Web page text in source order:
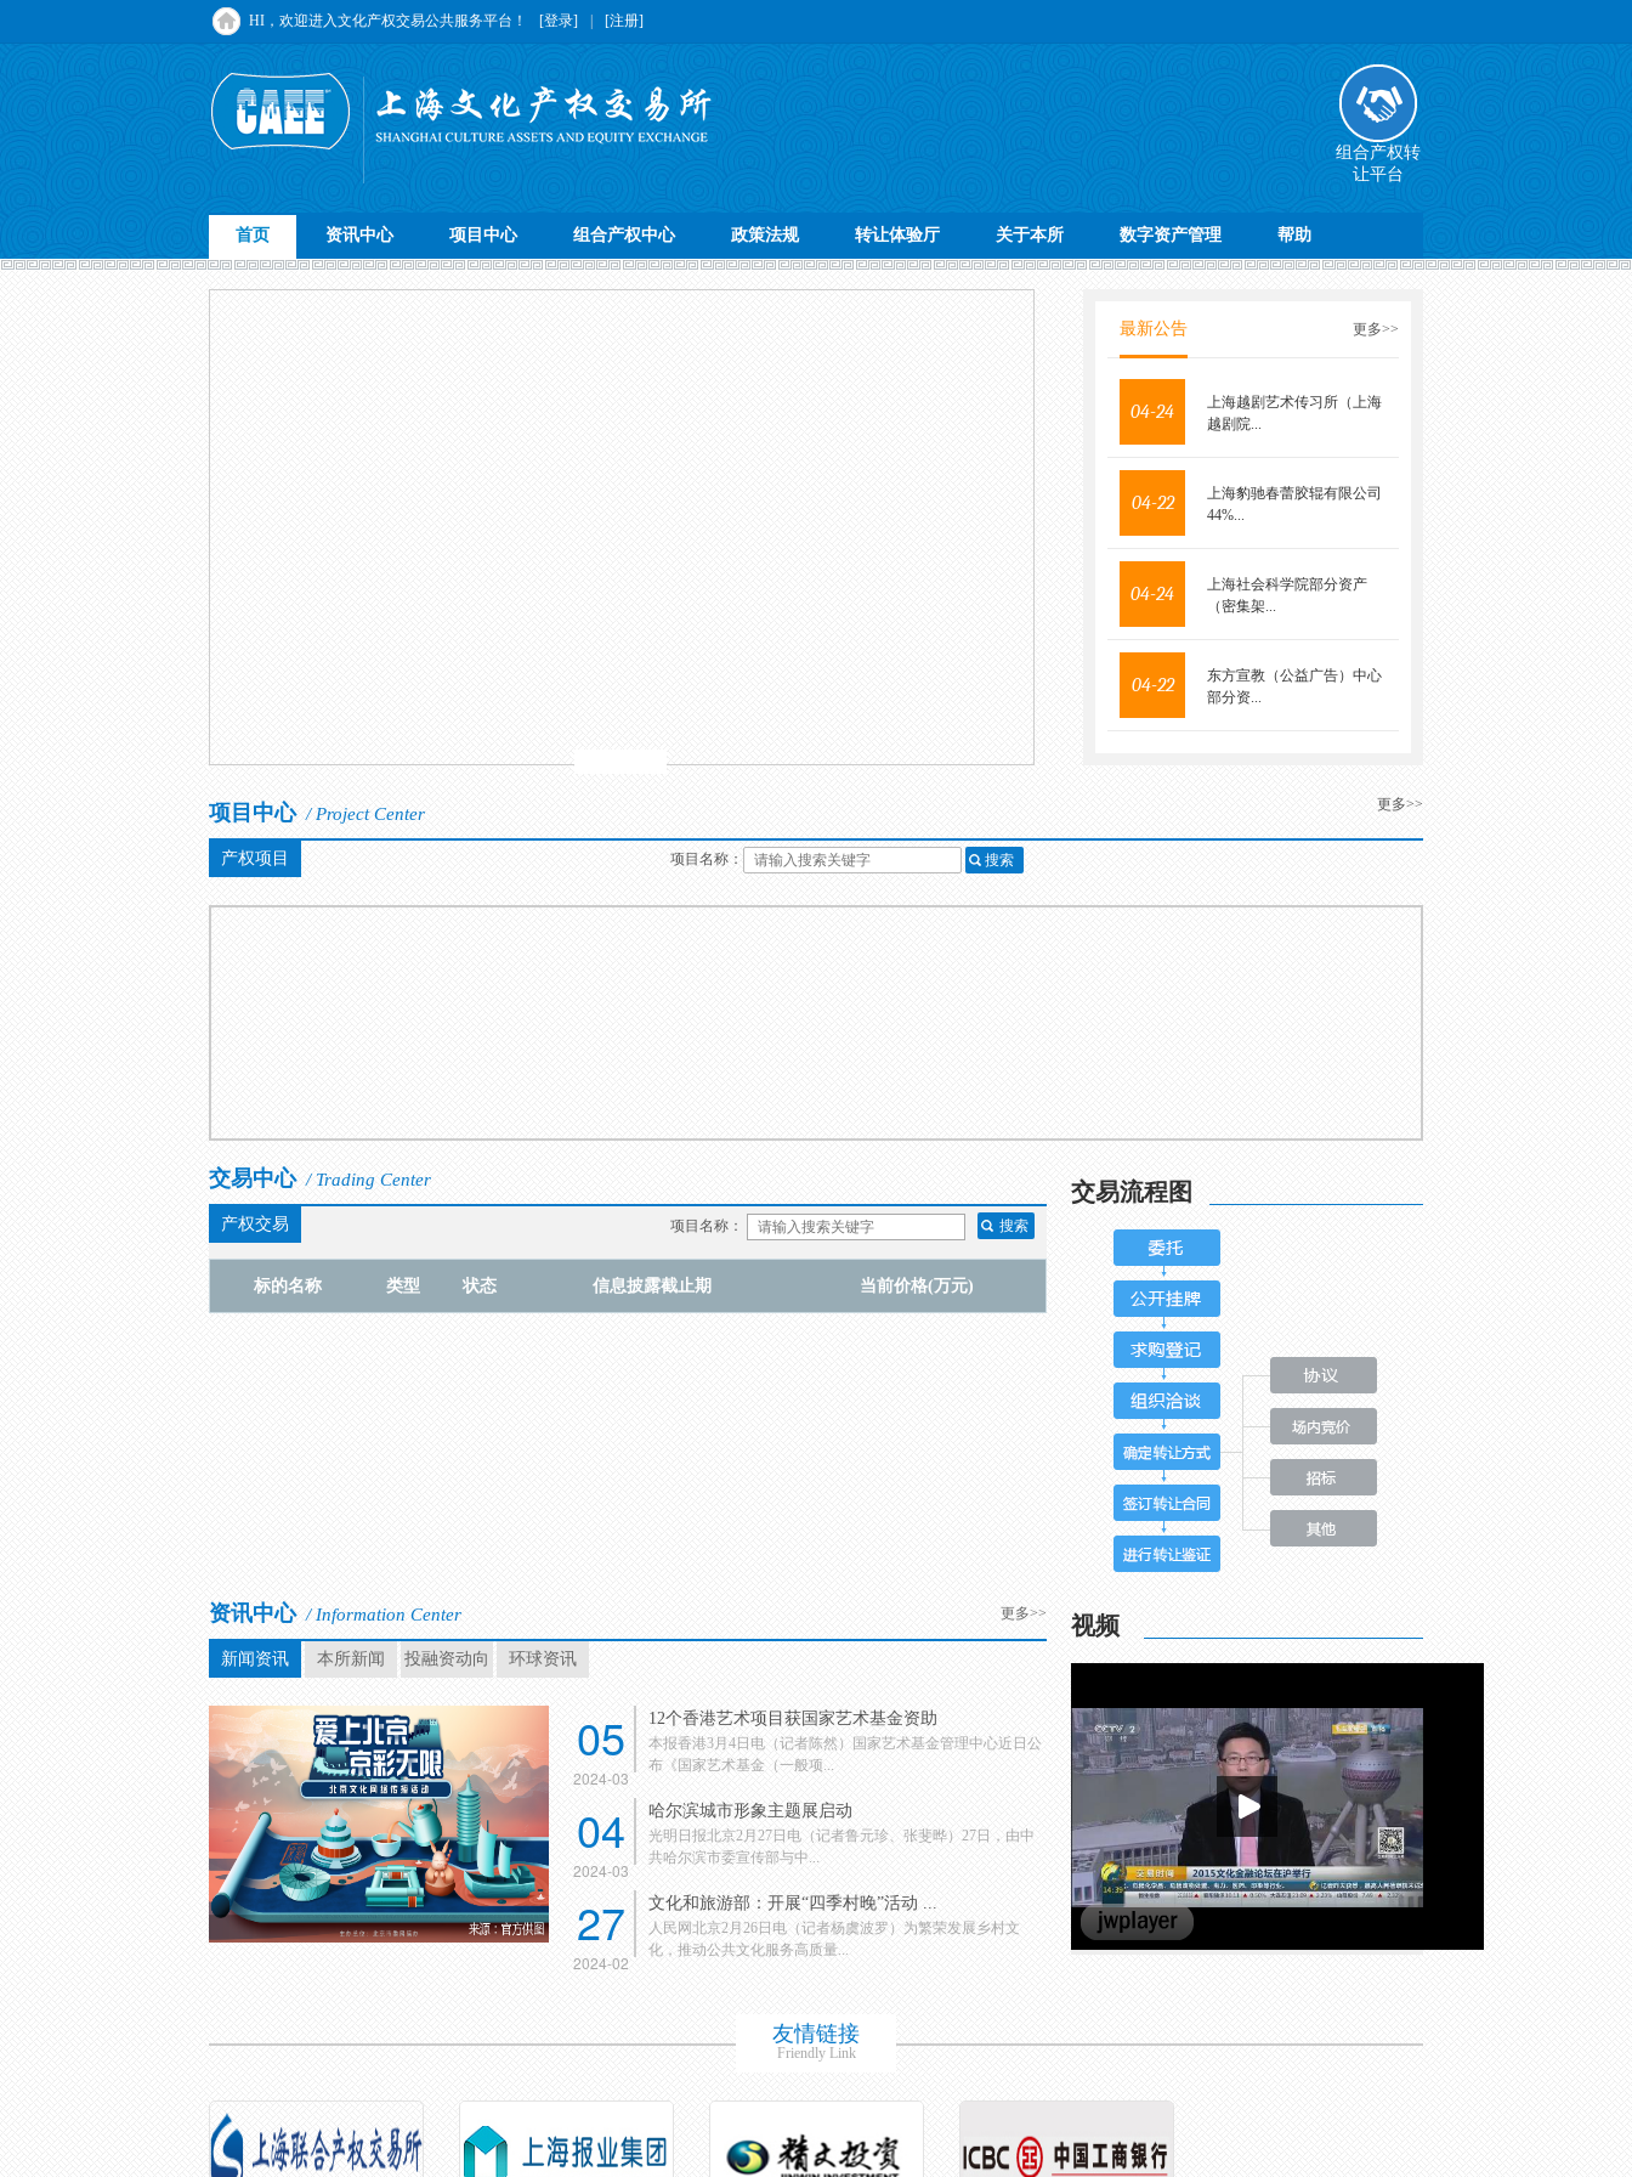
HI，欢迎进入文化产权交易公共服务平台！ [登录] [注册]
组合产权转
让平台
首页 资讯中心 项目中心 组合产权中心 政策法规 转让体验厅 关于本所 数字资产管理 帮助
更多>>
最新公告
04-24
上海越剧艺术传习所（上海
越剧院...
04-22
上海豹驰春蕾胶辊有限公司
44%...
04-24
上海社会科学院部分资产
（密集架...
04-22
东方宣教（公益广告）中心
部分资...
更多>>
项目中心 / Project Center
产权项目 项目名称：
交易中心 / Trading Center
产权交易 项目名称：
标的名称 类型 状态 信息披露截止期 当前价格(万元)
交易流程图
更多>>
资讯中心 / Information Center
新闻资讯 本所新闻 投融资动向 环球资讯
05
2024-03
12个香港艺术项目获国家艺术基金资助
本报香港3月4日电（记者陈然）国家艺术基金管理中心近日公
布《国家艺术基金（一般项...
04
2024-03
哈尔滨城市形象主题展启动
光明日报北京2月27日电（记者鲁元珍、张斐晔）27日，由中
共哈尔滨市委宣传部与中...
27
2024-02
文化和旅游部：开展“四季村晚”活动 ...
人民网北京2月26日电（记者杨虞波罗）为繁荣发展乡村文
化，推动公共文化服务高质量...
视频
友情链接
Friendly Link